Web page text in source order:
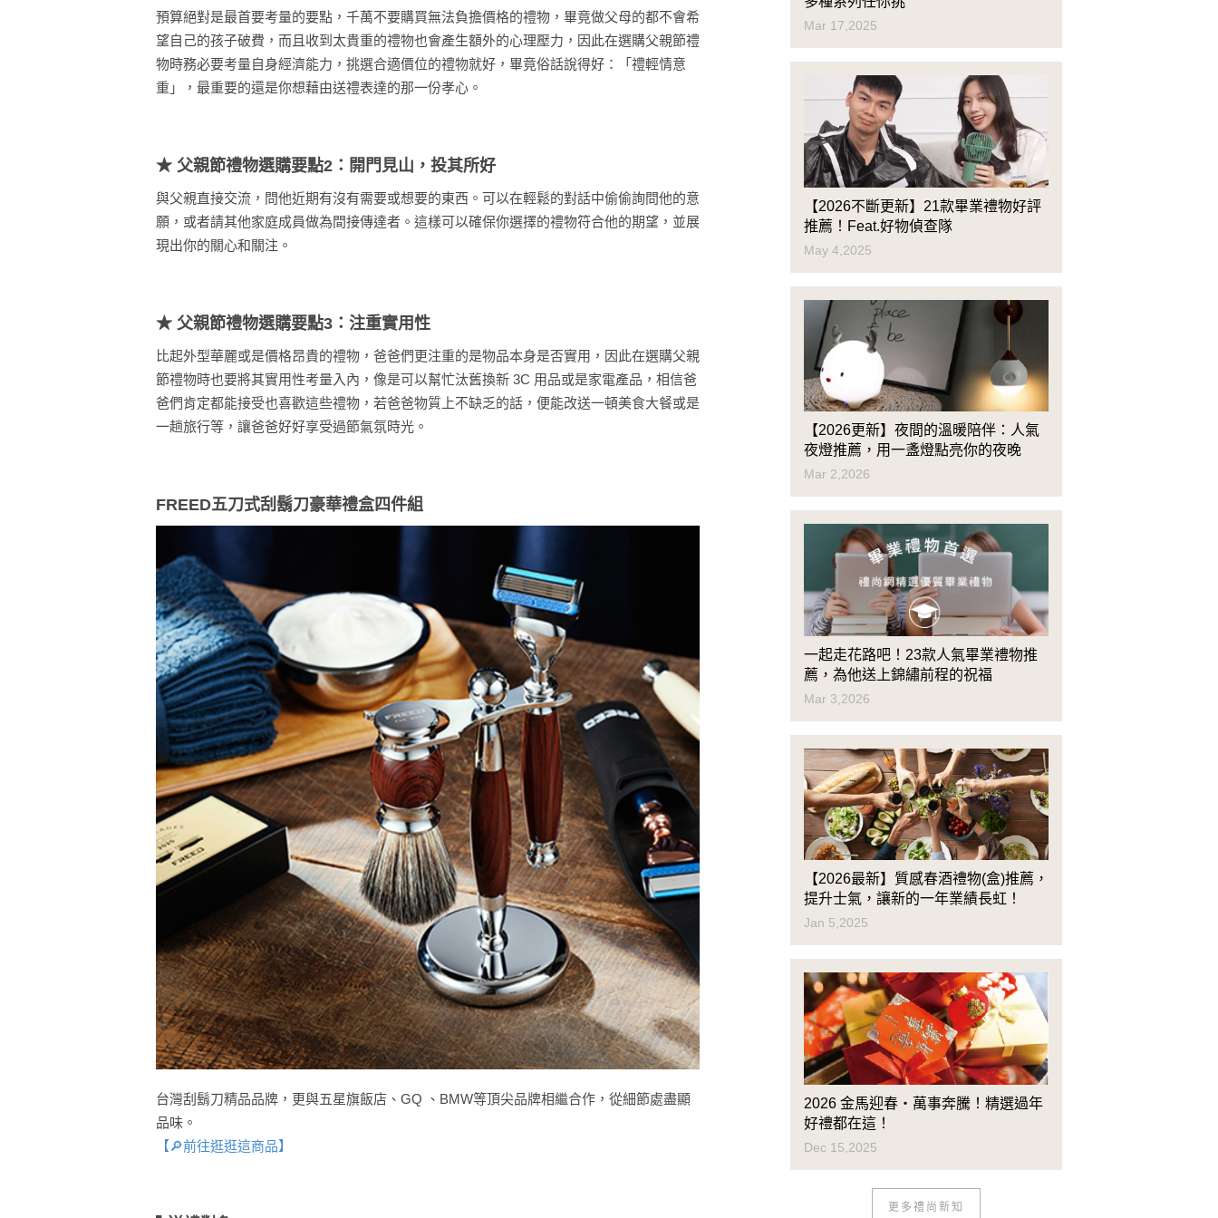
預算絕對是最首要考量的要點，千萬不要購買無法負擔價格的禮物，畢竟做父母的都不會希
望自己的孩子破費，而且收到太貴重的禮物也會產生額外的心理壓力，因此在選購父親節禮
物時務必要考量自身經濟能力，挑選合適價位的禮物就好，畢竟俗話說得好：「禮輕情意
重」，最重要的還是你想藉由送禮表達的那一份孝心。
★ 父親節禮物選購要點2：開門見山，投其所好
與父親直接交流，問他近期有沒有需要或想要的東西。可以在輕鬆的對話中偷偷詢問他的意
願，或者請其他家庭成員做為間接傳達者。這樣可以確保你選擇的禮物符合他的期望，並展
現出你的關心和關注。
★ 父親節禮物選購要點3：注重實用性
比起外型華麗或是價格昂貴的禮物，爸爸們更注重的是物品本身是否實用，因此在選購父親
節禮物時也要將其實用性考量入內，像是可以幫忙汰舊換新 3C 用品或是家電產品，相信爸
爸們肯定都能接受也喜歡這些禮物，若爸爸物質上不缺乏的話，便能改送一頓美食大餐或是
一趟旅行等，讓爸爸好好享受過節氣氛時光。
FREED五刀式刮鬍刀豪華禮盒四件組
台灣刮鬍刀精品品牌，更與五星旗飯店、GQ 、BMW等頂尖品牌相繼合作，從細節處盡顯
品味。
【🔎前往逛逛這商品】
Mar 17,2025
【2026不斷更新】21款畢業禮物好評
推薦！Feat.好物偵查隊
May 4,2025
【2026更新】夜間的溫暖陪伴：人氣
夜燈推薦，用一盞燈點亮你的夜晚
Mar 2,2026
一起走花路吧！23款人氣畢業禮物推
薦，為他送上錦繡前程的祝福
Mar 3,2026
【2026最新】質感春酒禮物(盒)推薦，
提升士氣，讓新的一年業績長虹！
Jan 5,2025
2026 金馬迎春・萬事奔騰！精選過年
好禮都在這！
Dec 15,2025
更多禮尚新知